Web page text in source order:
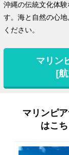
沖縄の伝統文化体
す。海と自然の心
ください。
マリン
[
マリンピ
はこ